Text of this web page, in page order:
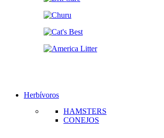
Herbívoros
HAMSTERS
CONEJOS